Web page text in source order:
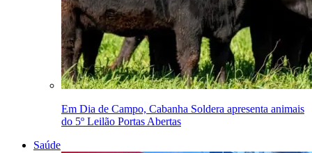
Em Dia de Campo, Cabanha Soldera apresenta animais
do 5º Leilão Portas Abertas
Saúde